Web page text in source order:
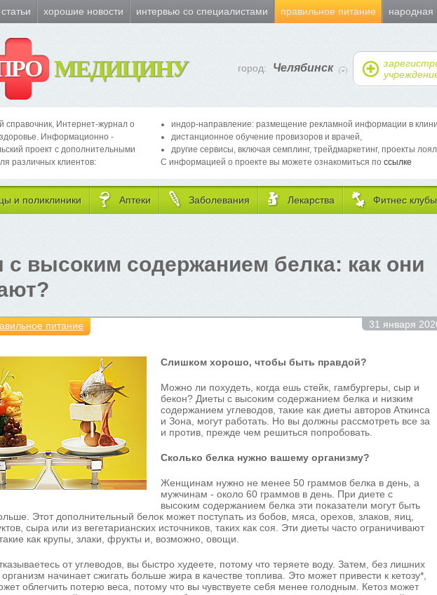
хорошие новости интервью со специалистами правильное питание
МЕДИЦИНУ город: Челябинск
справочник, Интернет-журнал о
Информационно -
проект с дополнительными
различных клиентов:
индор-направление: размещение рекламной информации в
дистанционное обучение провизоров и врачей,
другие сервисы, включая семплинг, трейдмаркетинг, проекты
С информацией о проекте вы можете ознакомиться по ссылке
и поликлиники Аптеки Заболевания Лекарства Фитнес клубы
с высоким содержанием белка: как они
питание 31 января
Слишком хорошо, чтобы быть правдой?
Можно ли похудеть, когда ешь стейк, гамбургеры, сыр и
бекон? Диеты с высоким содержанием белка и низким
содержанием углеводов, такие как диеты авторов Аткинса
и Зона, могут работать. Но вы должны рассмотреть все за
и против, прежде чем решиться попробовать.
Сколько белка нужно вашему организму?
Женщинам нужно не менее 50 граммов белка в день, а
мужчинам - около 60 граммов в день. При диете с
высоким содержанием белка эти показатели могут быть
Этот дополнительный белок может поступать из бобов, мяса, орехов, злаков, яиц,
сыра или из вегетарианских источников, таких как соя. Эти диеты часто ограничивают
как крупы, злаки, фрукты и, возможно, овощи.
от углеводов, вы быстро худеете, потому что теряете воду. Затем, без лишних
организм начинает сжигать больше жира в качестве топлива. Это может привести к кетозу*,
облегчить потерю веса, потому что вы чувствуете себя менее голодным. Кетоз может